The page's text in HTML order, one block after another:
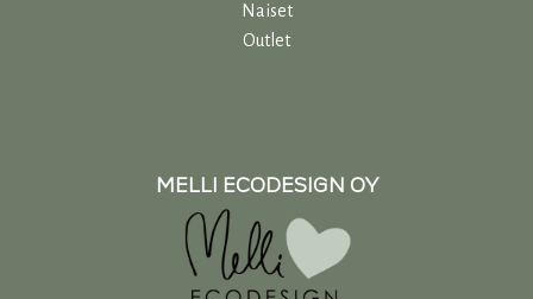
Naiset
Outlet
MELLI ECODESIGN OY